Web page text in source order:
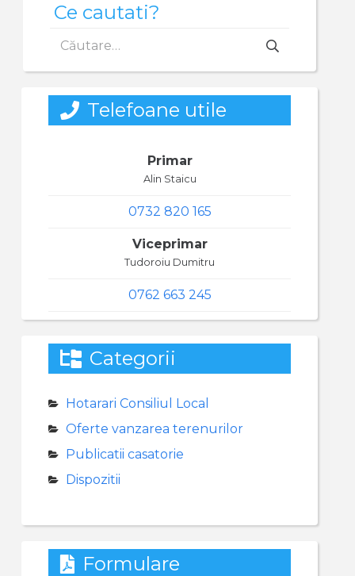
Ce cautati?
după:
Telefoane utile
Primar
Alin Staicu
0732 820 165
Viceprimar
Tudoroiu Dumitru
0762 663 245
Categorii
Hotarari Consiliul Local
Oferte vanzarea terenurilor
Publicatii casatorie
Dispozitii
Formulare